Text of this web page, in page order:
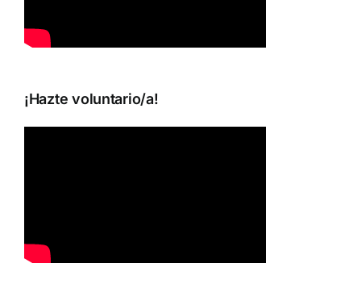
¡Hazte voluntario/a!